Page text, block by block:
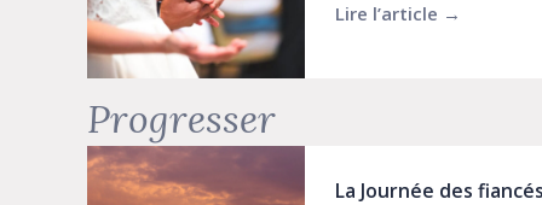
Lire l’article →
Progresser
La Journée des